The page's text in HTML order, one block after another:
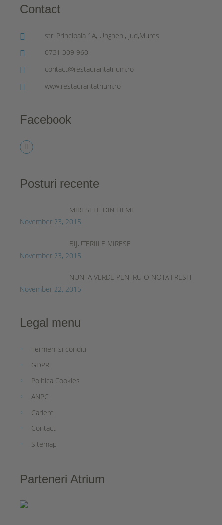
Contact
str. Principala 1A, Ungheni, jud,Mures
0731 309 960
contact@restaurantatrium.ro
www.restaurantatrium.ro
Facebook
Posturi recente
MIRESELE DIN FILME
November 23, 2015
BIJUTERIILE MIRESE
November 23, 2015
NUNTA VERDE PENTRU O NOTA FRESH
November 22, 2015
Legal menu
Termeni si conditii
GDPR
Politica Cookies
ANPC
Cariere
Contact
Sitemap
Parteneri Atrium